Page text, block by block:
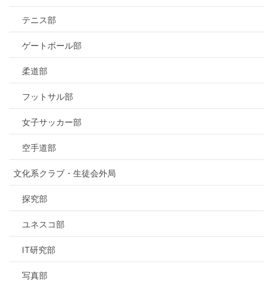
テニス部
ゲートボール部
柔道部
フットサル部
女子サッカー部
空手道部
文化系クラブ・生徒会外局
探究部
ユネスコ部
IT研究部
写真部